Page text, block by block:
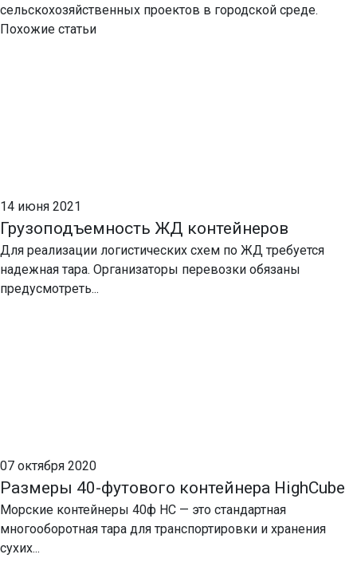
сельскохозяйственных проектов в городской среде.
Похожие статьи
14 июня 2021
Грузоподъемность ЖД контейнеров
Для реализации логистических схем по ЖД требуется
надежная тара. Организаторы перевозки обязаны
предусмотреть...
07 октября 2020
Размеры 40-футового контейнера HighCube
Морские контейнеры 40ф НС — это стандартная
многооборотная тара для транспортировки и хранения
сухих...